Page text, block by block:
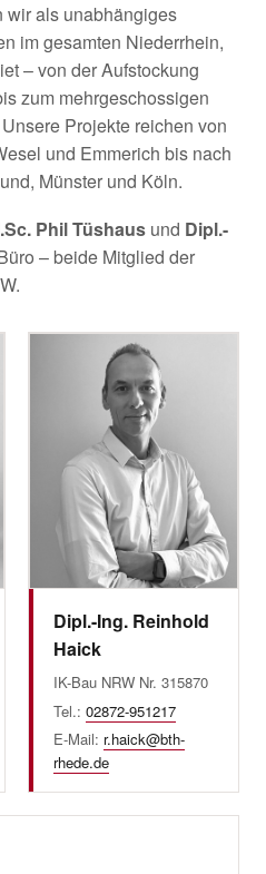
wir als unabhängiges
im gesamten Niederrhein,
– von der Aufstockung
zum mehrgeschossigen
Projekte reichen von
und Emmerich bis nach
Münster und Köln.
Phil Tüshaus und Dipl.-
– beide Mitglied der
Dipl.-Ing. Reinhold
Haick
IK-Bau NRW Nr. 315870
Tel.: 02872-951217
E-Mail: r.haick@bth-
rhede.de